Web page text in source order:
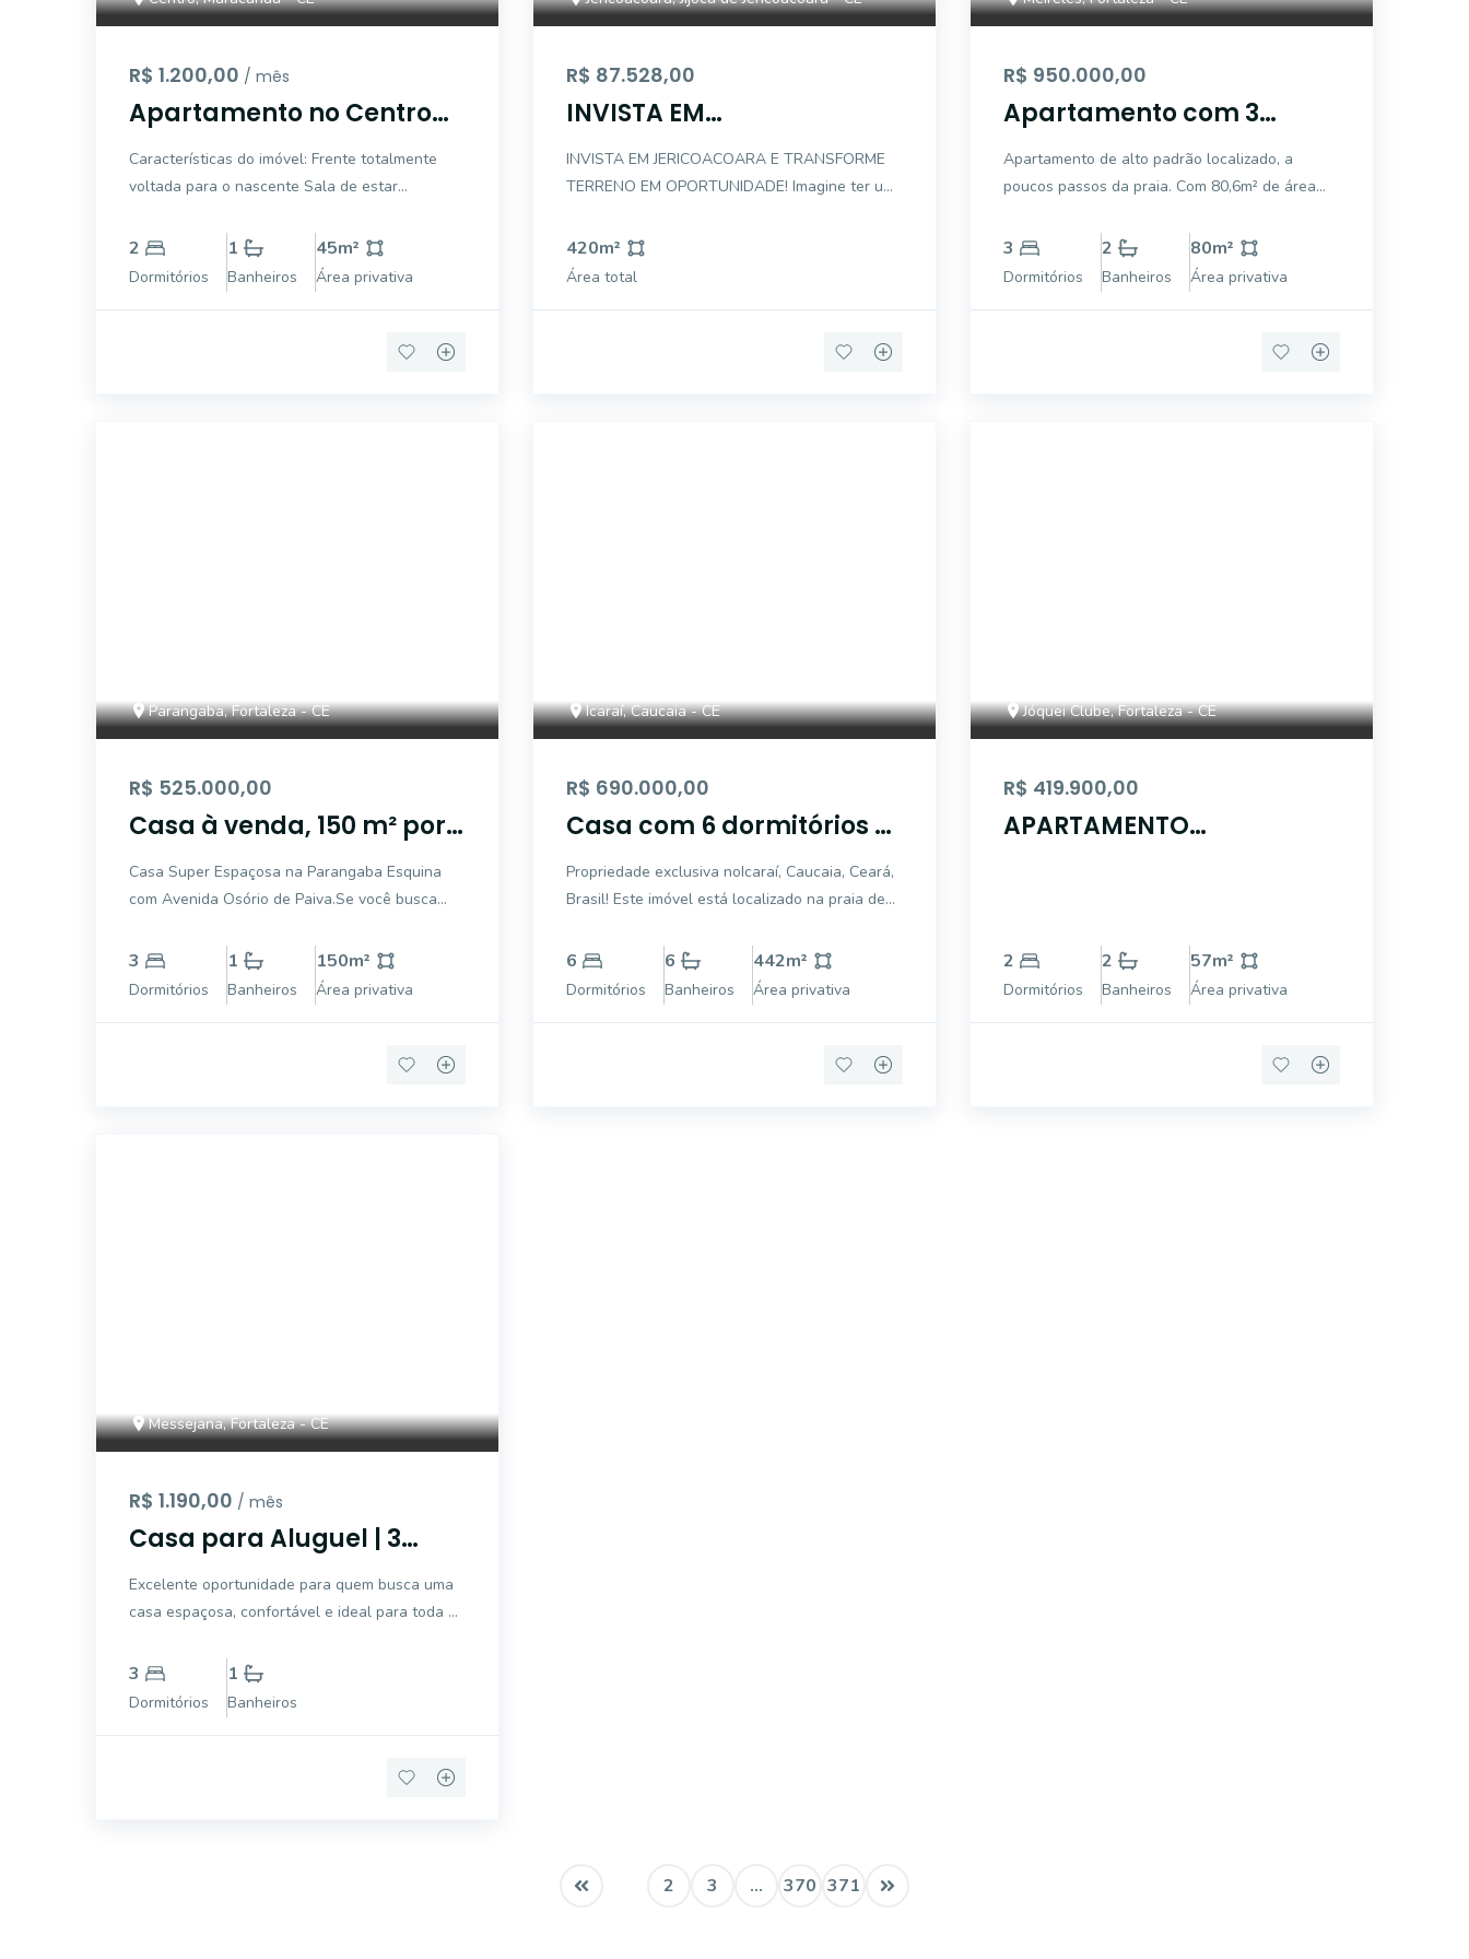
R$ 1.200,00 / mês
Apartamento no Centro
de Maracanaú | 2 Quartos
| 1 Vaga | Nascente
Características do imóvel: Frente totalmente
voltada para o nascente Sala de estar
quartos Banheiro social 1 vaga fixa de garagem
Mais conforto e bem-estar Excelente ventilação
2
Dormitórios
1
Banheiros
45m²
Área privativa
R$ 87.528,00
INVISTA EM
TRANSFORME TERRENO EM
INVISTA EM JERICOACOARA E TRANSFORME
TERRENO EM OPORTUNIDADE! Imagine ter um
desejados do Ceará. Agora você pode escolher
entre 5 lotes disponíveis, com diferentes
420m²
Área total
R$ 950.000,00
Apartamento com 3
garagem com Vista para
o Mar no Meireles,
Fortaleza Ceará
Apartamento de alto padrão localizado, a
poucos passos da praia. Com 80,6m² de área
suítes, e é perfeito para quem busca conforto e
sofisticação. A varanda integra a suíte master e
a sala de estar, e o l
3
Dormitórios
2
Banheiros
80m²
Área privativa
Parangaba, Fortaleza - CE
R$ 525.000,00
Casa à venda, 150 m² por
Parangaba - Fortaleza/CE
Casa Super Espaçosa na Parangaba Esquina
com Avenida Osório de Paiva.Se você busca
ideal para sua família! Localizada em uma
posição privilegiada, na esquina com a
movimentada e valorizada Av. Osório de Paiva
3
Dormitórios
1
Banheiros
150m²
Área privativa
Icaraí, Caucaia - CE
R$ 690.000,00
Casa com 6 dormitórios à
venda, 442 m² por R$
700.000,00 - Icaraí -
Propriedade exclusiva noIcaraí, Caucaia, Ceará,
Brasil! Este imóvel está localizado na praia de
perfeitamente a propriedade e oferece
tranquilidade e paz. A propriedade tem 442m²,
está distribuída em dois níve
6
Dormitórios
6
Banheiros
442m²
Área privativa
Jóquei Clube, Fortaleza - CE
R$ 419.900,00
APARTAMENTO
2
Dormitórios
2
Banheiros
57m²
Área privativa
Messejana, Fortaleza - CE
R$ 1.190,00 / mês
Casa para Aluguel | 3
Deck | 1 Vaga para Carro e
1 Moto
Excelente oportunidade para quem busca uma
casa espaçosa, confortável e ideal para toda a
distribuídos, este imóvel oferece praticidade e
um excelente espaço para o seu dia a dia.
3
Dormitórios
1
Banheiros
2 3 ... 370 371